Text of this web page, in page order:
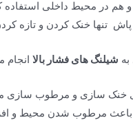
هم در محیط داخلی
تنها خنک کردن و تازه
شیلنگ های فشار بالا
خنک سازی و مرطوب
مرطوب شدن محیط و